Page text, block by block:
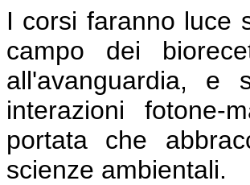
I corsi faranno luce
campo dei
all'avanguardia, e
interazioni fotone-
portata che
scienze ambientali.